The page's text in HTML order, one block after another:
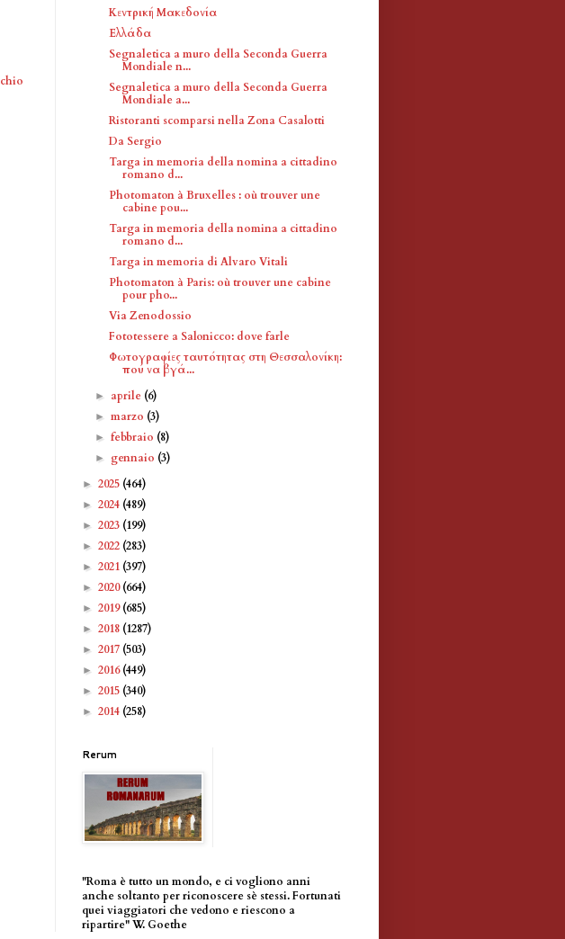
Κεντρική Μακεδονία
Ελλάδα
Segnaletica a muro della Seconda Guerra
Mondiale n...
Segnaletica a muro della Seconda Guerra
Mondiale a...
Ristoranti scomparsi nella Zona Casalotti
Da Sergio
Targa in memoria della nomina a cittadino
romano d...
Photomaton à Bruxelles : où trouver une
cabine pou...
Targa in memoria della nomina a cittadino
romano d...
Targa in memoria di Alvaro Vitali
Photomaton à Paris: où trouver une cabine
pour pho...
Via Zenodossio
Fototessere a Salonicco: dove farle
Φωτογραφίες ταυτότητας στη Θεσσαλονίκη:
πού να βγά...
► aprile (6)
►marzo (3)
►febbraio (8)
► gennaio (3)
► 2025 (464)
► 2024 (489)
► 2023 (199)
► 2022 (283)
► 2021 (397)
► 2020(664)
► 2019(685)
► 2018 (1287)
► 2017 (503)
► 2016(449)
► 2015 (340)
► 2014 (258)
Rerum
"Roma è tutto un mondo, e ci vogliono anni
anche soltanto per riconoscere sè stessi. Fortunati
quei viaggiatori che vedono e riescono a
ripartire" W. Goethe